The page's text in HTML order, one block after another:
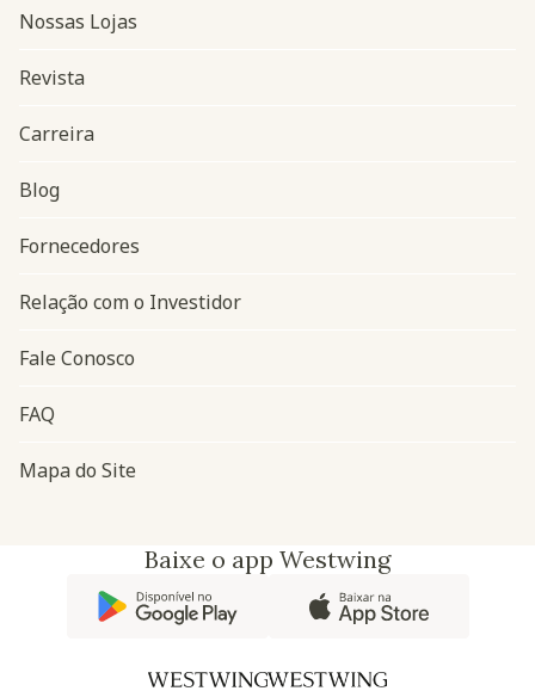
Navegação do rodapé
Nossas Lojas
Revista
Carreira
Blog
Fornecedores
Relação com o Investidor
Fale Conosco
FAQ
Mapa do Site
Baixe o app Westwing